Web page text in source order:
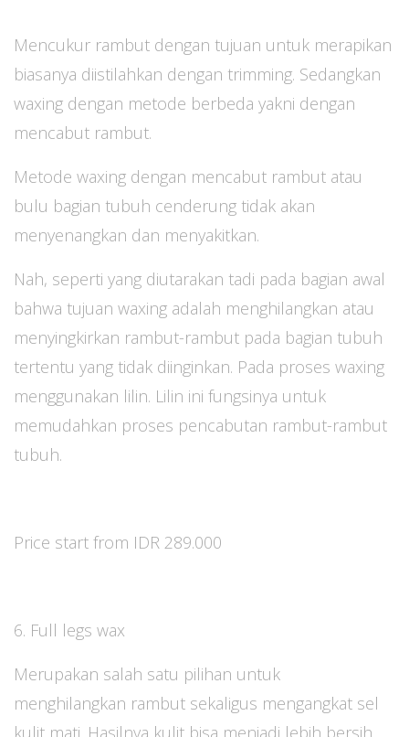
Mencukur rambut dengan tujuan untuk merapikan
biasanya diistilahkan dengan trimming. Sedangkan
waxing dengan metode berbeda yakni dengan
mencabut rambut.
Metode waxing dengan mencabut rambut atau
bulu bagian tubuh cenderung tidak akan
menyenangkan dan menyakitkan.
Nah, seperti yang diutarakan tadi pada bagian awal
bahwa tujuan waxing adalah menghilangkan atau
menyingkirkan rambut-rambut pada bagian tubuh
tertentu yang tidak diinginkan. Pada proses waxing
menggunakan lilin. Lilin ini fungsinya untuk
memudahkan proses pencabutan rambut-rambut
tubuh.
Price start from IDR 289.000
6. Full legs wax
Merupakan salah satu pilihan untuk
menghilangkan rambut sekaligus mengangkat sel
kulit mati. Hasilnya kulit bisa menjadi lebih bersih